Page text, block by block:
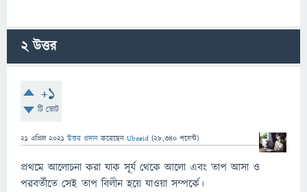
2উত্তর
+1
টি ভোট
21 এপ্রিল 2021 উত্তর প্রদান করেছেন Ubaeid (28,340 পয়েন্ট)
প্রথমে আলোচনা করা যাক সূর্য থেকে আলো এবং তাপ আসা ও
পরবর্তীতে সেই তাপ বিলীন হয়ে যাওয়া সম্পর্কে।